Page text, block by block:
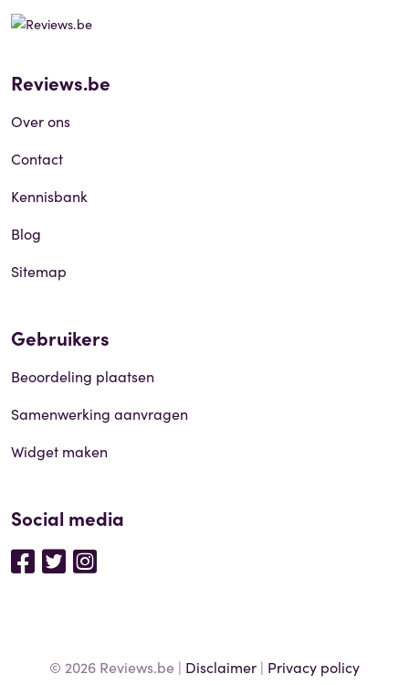
Reviews.be
Over ons
Contact
Kennisbank
Blog
Sitemap
Gebruikers
Beoordeling plaatsen
Samenwerking aanvragen
Widget maken
Social media
© 2026 Reviews.be | Disclaimer | Privacy policy